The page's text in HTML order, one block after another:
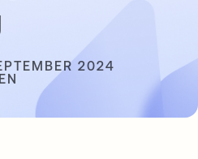
2024